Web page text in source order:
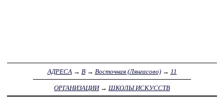
АДРЕСА → В→ Восточная (Лянгасово)→ 11
ОРГАНИЗАЦИИ→ ШКОЛЫ ИСКУССТВ